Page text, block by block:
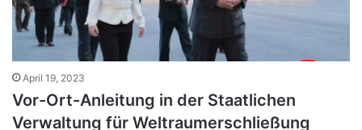
April 19, 2023
Vor-Ort-Anleitung in der Staatlichen
Verwaltung für Weltraumerschließung